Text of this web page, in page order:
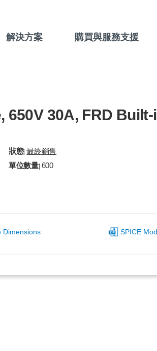
解決方案 購買與服務支援
30A, FRD
狀態|最終銷售
單位數量| 600
Dimensions SPICE